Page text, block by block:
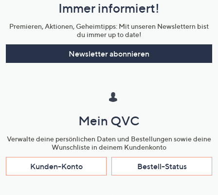
Unternehmensinformationen
Immer informiert!
Premieren, Aktionen, Geheimtipps: Mit unseren Newslettern bist
du immer up to date!
Newsletter abonnieren
Mein QVC
Verwalte deine persönlichen Daten und Bestellungen sowie deine
Wunschliste in deinem Kundenkonto
Kunden-Konto Bestell-Status